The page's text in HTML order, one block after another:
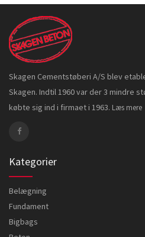
Skagen Cementstøberi A/S blev
Skagen. Indtil 1960 var der 3 mindre
købte sig ind i firmaet i 1963. Læs mere
Kategorier
Belægning
Fundament
Bigbags